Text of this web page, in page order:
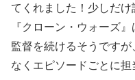
てくれました！少しだけ
『クローン・ウォーズ
監督を続けるそうです
なくエピソードごとに担